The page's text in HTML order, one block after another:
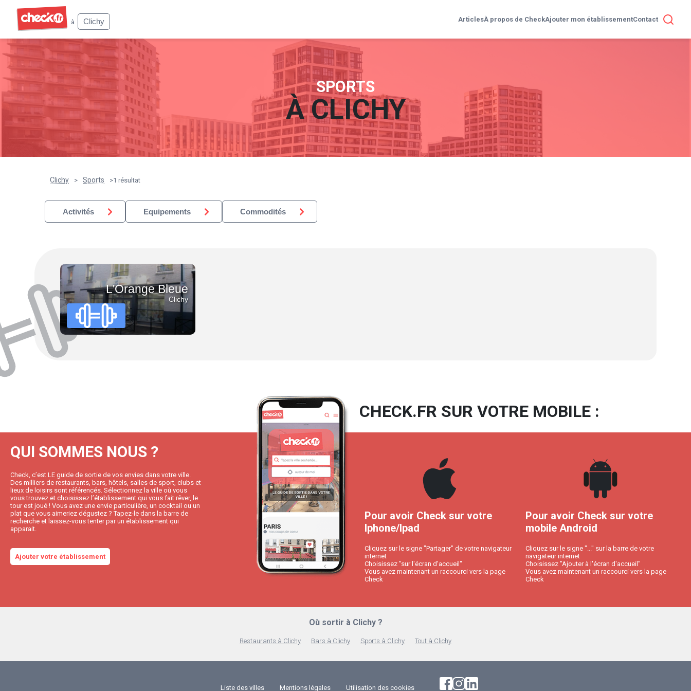
à
Clichy ArticlesÀ propos de CheckAjouter mon établissementContact
SPORTS
ÀCLICHY
Clichy > Sports >1 résultat
Activités Equipements Commodités
L'Orange Bleue
Clichy
QUI SOMMES NOUS ?
Check, c’est LE guide de sortie de vos envies dans votre ville.
Des milliers de restaurants, bars, hôtels, salles de sport, clubs et
lieux de loisirs sont référencés. Sélectionnez la ville où vous
vous trouvez et choisissez l’établissement qui vous fait rêver, le
tour est joué ! Vous avez une envie particulière, un cocktail ou un
plat que vous aimeriez dégustez ? Tapez-le dans la barre de
recherche et laissez-vous tenter par un établissement qui
apparait.
Ajouter votre établissement
CHECK.FR SUR VOTRE MOBILE :
Pour avoir Check sur votre
Iphone/Ipad
Cliquez sur le signe "Partager" de votre navigateur
internet
Choisissez "sur l'écran d'accueil"
Vous avez maintenant un raccourci vers la page
Check
Pour avoir Check sur votre
mobile Android
Cliquez sur le signe "..." sur la barre de votre
navigateur internet
Choisissez "Ajouter à l'écran d'accueil"
Vous avez maintenant un raccourci vers la page
Check
Où sortir à Clichy ?
Restaurants à Clichy Bars à Clichy Sports à Clichy Tout à Clichy
Liste des villes Mentions légales Utilisation des cookies